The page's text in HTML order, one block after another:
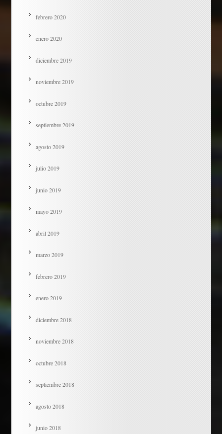
febrero 2020
enero 2020
diciembre 2019
noviembre 2019
octubre 2019
septiembre 2019
agosto 2019
julio 2019
junio 2019
mayo 2019
abril 2019
marzo 2019
febrero 2019
enero 2019
diciembre 2018
noviembre 2018
octubre 2018
septiembre 2018
agosto 2018
junio 2018